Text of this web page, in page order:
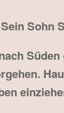
Sohn
Süden